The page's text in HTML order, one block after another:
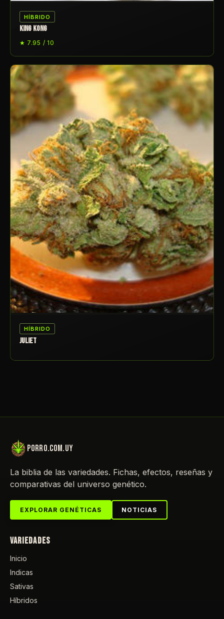
HÍBRIDO
KING KONG
★ 7.95 / 10
HÍBRIDO
JULIET
porro.com.uy
La biblia de las variedades. Fichas, efectos, reseñas y
comparativas del universo genético.
EXPLORAR GENÉTICAS NOTICIAS
VARIEDADES
Inicio
Indicas
Sativas
Híbridos